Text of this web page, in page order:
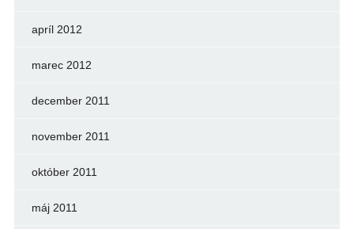
apríl 2012
marec 2012
december 2011
november 2011
október 2011
máj 2011